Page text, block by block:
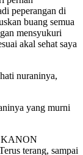
peperangan di
buang semua
mensyukuri
akal sehat saya
nuraninya,
yang murni
KANON
terang, sampai